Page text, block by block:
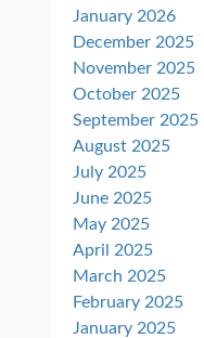
January 2026
December 2025
November 2025
October 2025
September 2025
August 2025
July 2025
June 2025
May 2025
April 2025
March 2025
February 2025
January 2025